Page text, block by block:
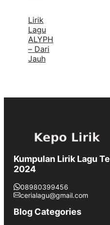
Lirik
Lagu
ALYPH
– Dari
Jauh
Kumpulan Lirik Lagu
2024
08980399456
cerialagu@gmail.com
Blog Categories